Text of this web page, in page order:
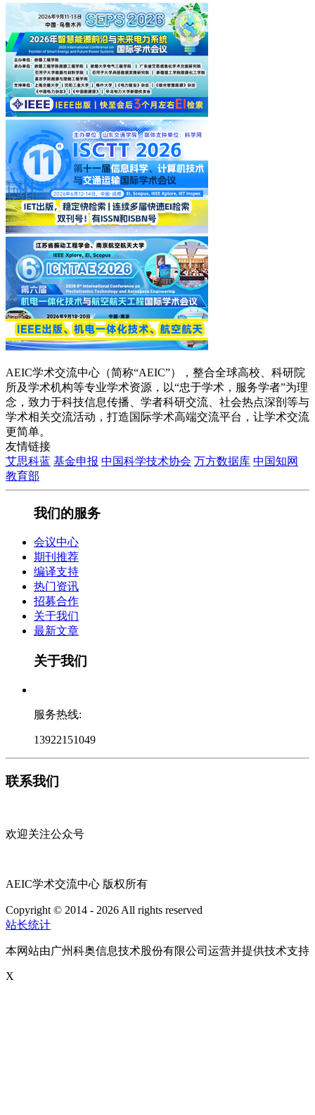
AEIC学术交流中心（简称“AEIC”），整合全球高校、科研院
所及学术机构等专业学术资源，以“忠于学术，服务学者”为理
念，致力于科技信息传播、学者科研交流、社会热点深剖等与
学术相关交流活动，打造国际学术高端交流平台，让学术交流
更简单。
友情链接
艾思科蓝 基金申报 中国科学技术协会 万方数据库 中国知网
教育部
我们的服务
会议中心
期刊推荐
编译支持
热门资讯
招募合作
关于我们
最新文章
关于我们
服务热线:
13922151049
联系我们
欢迎关注公众号
AEIC学术交流中心 版权所有
Copyright © 2014 - 2026 All rights reserved
站长统计
本网站由广州科奥信息技术股份有限公司运营并提供技术支持
X